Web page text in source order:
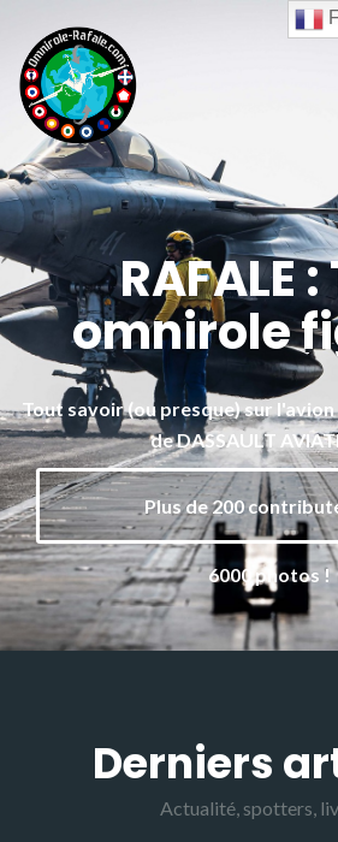
RAFALE
omnirole
Tout savoir (ou presque) sur
de DASSAULT
Plus de 200
6000 photos !
Derniers
Actualité, spotters,